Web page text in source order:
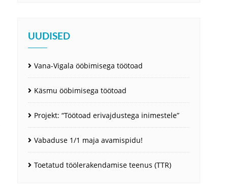
UUDISED
Vana-Vigala ööbimisega töötoad
Käsmu ööbimisega töötoad
Projekt: “Töötoad erivajdustega inimestele”
Vabaduse 1/1 maja avamispidu!
Toetatud töölerakendamise teenus (TTR)